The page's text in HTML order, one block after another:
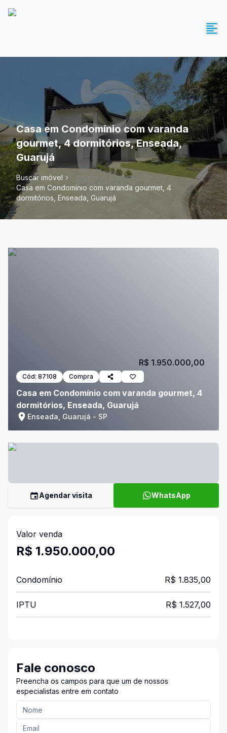
Casa em Condomínio com varanda
gourmet, 4 dormitórios, Enseada,
Guarujá
Buscar imóvel
Casa em Condomínio com varanda gourmet, 4
dormitórios, Enseada, Guarujá
Cód: 87108 Compra
Casa em Condomínio com varanda gourmet, 4
dormitórios, Enseada, Guarujá
Enseada, Guarujá - SP
R$ 1.950.000,00
Agendar visita WhatsApp
Valor venda
R$ 1.950.000,00
Condomínio R$ 1.835,00
IPTU R$ 1.527,00
Fale conosco
Preencha os campos para que um de nossos
especialistas entre em contato